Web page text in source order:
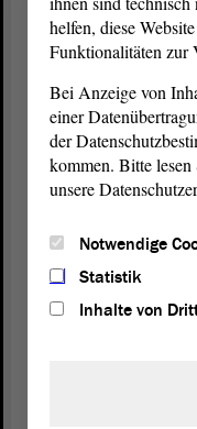
In der
die Minister
Minister sind
Es gibt zum
· Familien-
helfen, diese
Funktionalitäten zur
Bei Anzeige von
einer
der
kommen. Bitte
unsere
Notwendige
Statistik
Inhalte von